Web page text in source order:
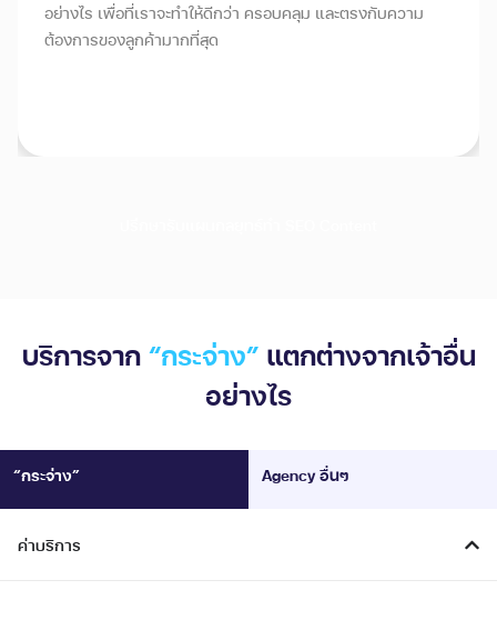
อย่างไร เพื่อที่เราจะทำให้ดีกว่า ครอบคลุม และตรงกับความ
ต้องการของลูกค้ามากที่สุด
บริการจาก “กระจ่าง”แตกต่างจากเจ้าอื่น
อย่างไร
“กระจ่าง” Agency อื่นๆ
ค่าบริการ